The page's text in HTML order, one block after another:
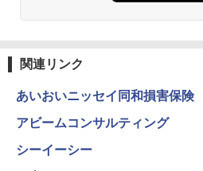
関連リンク
あいおいニッセイ同和損害保険
アビームコンサルティング
シーイーシー